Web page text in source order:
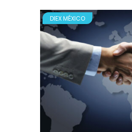
DIEX MÉXICO